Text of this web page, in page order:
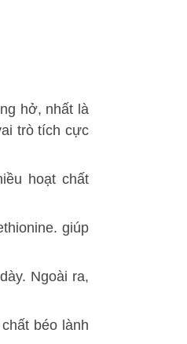
hở, nhất là
trò tích cực
hoạt chất
giúp
Ngoài ra,
béo lành